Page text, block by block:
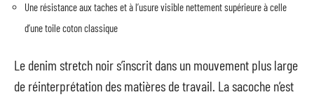
Une résistance aux taches et à l’usure visible nettement supérieure à celle
d’une toile coton classique
Le denim stretch noir s’inscrit dans un mouvement plus large
de réinterprétation des matières de travail. La sacoche n’est